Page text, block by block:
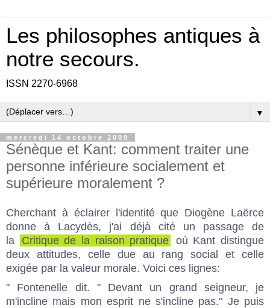
Les philosophes antiques à
notre secours.
ISSN 2270-6968
▼
mercredi 14 octobre 2009
Sénèque et Kant: comment traiter une
personne inférieure socialement et
supérieure moralement ?
Cherchant à éclairer l'identité que Diogène Laërce
donne à Lacydès, j'ai déjà cité un passage de
la
Critique de la raison pratique où Kant distingue
deux attitudes, celle due au rang social et celle
exigée par la valeur morale. Voici ces lignes:
" Fontenelle dit. " Devant un grand seigneur, je
m'incline mais mon esprit ne s'incline pas." Je puis